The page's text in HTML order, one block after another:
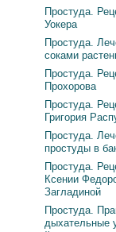
Простуда.
Уокера
Простуда.
соками
Простуда.
Прохорова
Простуда.
Григория
Простуда.
простуды в
Простуда.
Ксении
Загладиной
Простуда.
дыхательные